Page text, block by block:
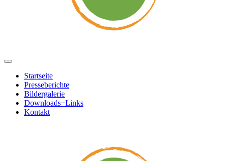
Startseite
Presseberichte
Bildergalerie
Downloads+Links
Kontakt